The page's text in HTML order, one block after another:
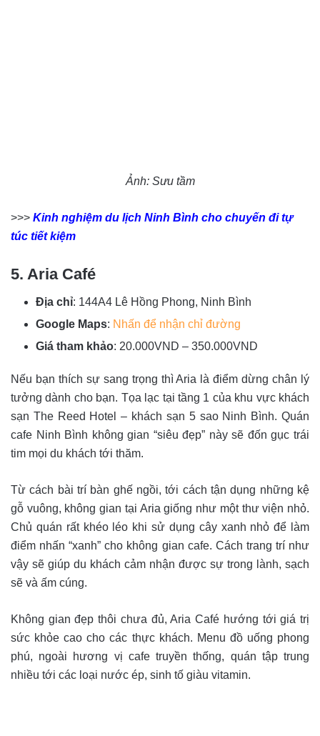
Ảnh: Sưu tầm
>>> Kinh nghiệm du lịch Ninh Bình cho chuyến đi tự
túc tiết kiệm
5. Aria Café
Địa chỉ: 144A4 Lê Hồng Phong, Ninh Bình
Google Maps: Nhấn để nhận chỉ đường
Giá tham khảo: 20.000VND – 350.000VND
Nếu bạn thích sự sang trọng thì Aria là điểm dừng chân lý
tưởng dành cho bạn. Tọa lạc tại tầng 1 của khu vực khách
sạn The Reed Hotel – khách sạn 5 sao Ninh Bình. Quán
cafe Ninh Bình không gian “siêu đẹp” này sẽ đốn gục trái
tim mọi du khách tới thăm.
Từ cách bài trí bàn ghế ngồi, tới cách tận dụng những kệ
gỗ vuông, không gian tại Aria giống như một thư viện nhỏ.
Chủ quán rất khéo léo khi sử dụng cây xanh nhỏ để làm
điểm nhấn “xanh” cho không gian cafe. Cách trang trí như
vậy sẽ giúp du khách cảm nhận được sự trong lành, sạch
sẽ và ấm cúng.
Không gian đẹp thôi chưa đủ, Aria Café hướng tới giá trị
sức khỏe cao cho các thực khách. Menu đồ uống phong
phú, ngoài hương vị cafe truyền thống, quán tập trung
nhiều tới các loại nước ép, sinh tố giàu vitamin.